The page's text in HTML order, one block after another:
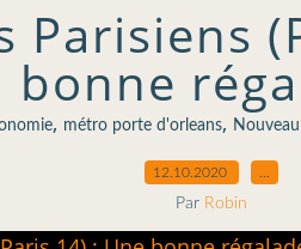
Parisiens
bonne
, métro porte d'orleans,
12.10.2020
Par Robin